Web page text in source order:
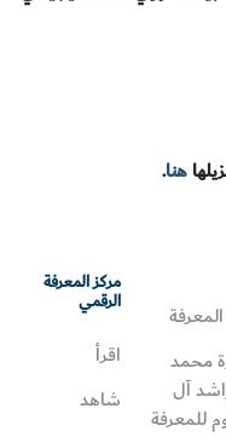
هنا.
محمد
آل
للمعرفة
مركز المعرفة
الرقمي
اقرأ
شاهد